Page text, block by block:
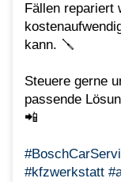
Fällen repariert
kann. 🪛
Steuere gerne
passende
📲
#kfzwerkstatt